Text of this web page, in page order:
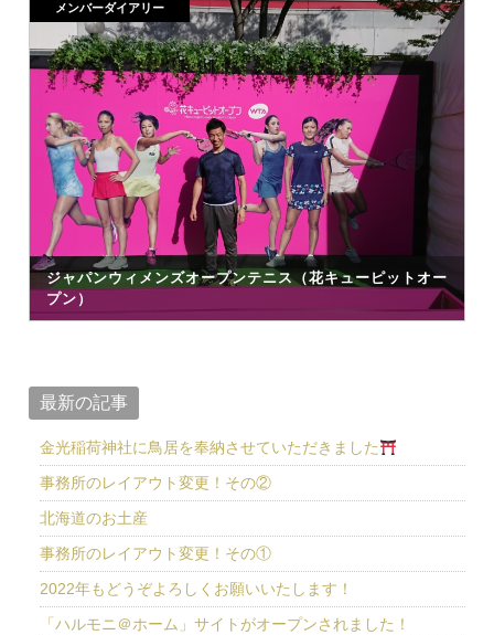
メンバーダイアリー
ジャパンウィメンズオープンテニス（花キューピットオー
プン）
最新の記事
金光稲荷神社に鳥居を奉納させていただきました
事務所のレイアウト変更！その②
北海道のお土産
事務所のレイアウト変更！その①
2022年もどうぞよろしくお願いいたします！
「ハルモニ＠ホーム」サイトがオープンされました！